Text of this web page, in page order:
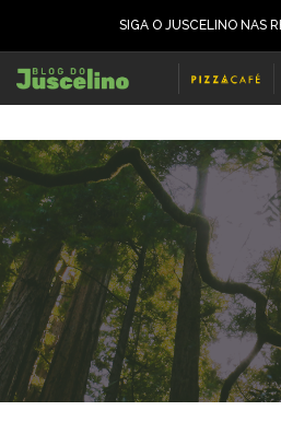
SIGA O JUSCELINO NAS